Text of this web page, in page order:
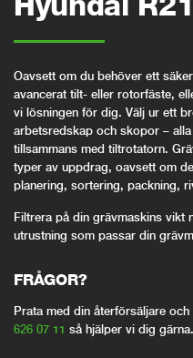
Oavsett om du behöver ett
avancerat tilt- eller rotorfäste,
vi lösningen för dig. Välj ur ett
arbetsredskap och skopor –
tillsammans med tiltrotatorn.
typer av uppdrag, oavsett om
planering, sortering, packning,
Filtrera på din grävmaskins vikt
utrustning som passar din
FRÅGOR?
Prata med din återförsäljare
626 07 11 så hjälper vi dig gärna.